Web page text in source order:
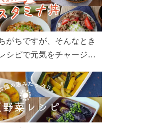
好きになるコンテンツを
ださい。
がちですが、そんなとき
シピで元気をチャージ！
テを吹き飛ばしましょ